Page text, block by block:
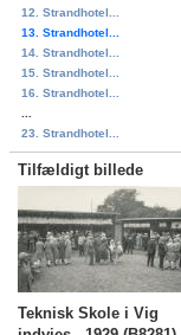
12. Strandhotel...
13. Strandhotel...
14. Strandhotel...
15. Strandhotel...
16. Strandhotel...
23. Strandhotel...
Tilfældigt billede
Teknisk Skole i Vig